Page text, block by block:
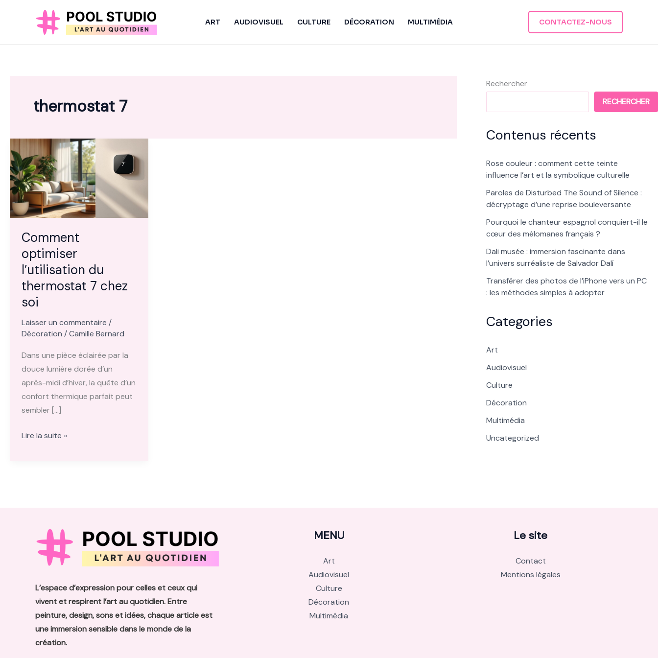
ART AUDIOVISUEL CULTURE DÉCORATION MULTIMÉDIA CONTACTEZ-NOUS
thermostat 7
Comment
optimiser
l’utilisation du
thermostat 7 chez
soi
Laisser un commentaire /
Décoration /Camille Bernard
Dans une pièce éclairée par la
douce lumière dorée d’un
après-midi d’hiver, la quête d’un
confort thermique parfait peut
sembler […]
Comment
Lire la suite »
Rechercher
RECHERCHER
Contenus récents
Rose couleur : comment cette teinte
influence l’art et la symbolique culturelle
Paroles de Disturbed The Sound of Silence :
décryptage d’une reprise bouleversante
Pourquoi le chanteur espagnol conquiert-il le
cœur des mélomanes français ?
Dali musée : immersion fascinante dans
l’univers surréaliste de Salvador Dalí
Transférer des photos de l’iPhone vers un PC
: les méthodes simples à adopter
Categories
Art
Audiovisuel
Culture
Décoration
Multimédia
Uncategorized
L’espace d’expression pour celles et ceux qui
vivent et respirent l’art au quotidien. Entre
peinture, design, sons et idées, chaque article est
une immersion sensible dans le monde de la
création.
MENU
Art
Audiovisuel
Culture
Décoration
Multimédia
Le site
Contact
Mentions légales